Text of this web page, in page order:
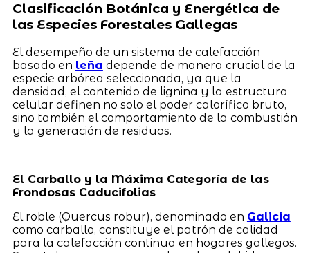
Clasificación Botánica y Energética de
las Especies Forestales Gallegas
El desempeño de un sistema de calefacción
basado en leña depende de manera crucial de la
especie arbórea seleccionada, ya que la
densidad, el contenido de lignina y la estructura
celular definen no solo el poder calorífico bruto,
sino también el comportamiento de la combustión
y la generación de residuos.
El Carballo y la Máxima Categoría de las
Frondosas Caducifolias
El roble (Quercus robur), denominado en Galicia
como carballo, constituye el patrón de calidad
para la calefacción continua en hogares gallegos.